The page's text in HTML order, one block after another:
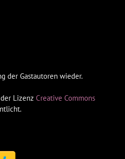
der Gastautoren wieder.
Lizenz Creative Commons